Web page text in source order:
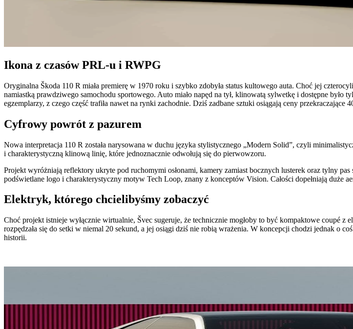
Ikona z czasów PRL-u i RWPG
Oryginalna Škoda 110 R miała premierę w 1970 roku i szybko zdobyła status kultowego auta. Choć jej
namiastką prawdziwego samochodu sportowego. Auto miało napęd na tył, klinowatą sylwetkę i dostępne
egzemplarzy, z czego część trafiła nawet na rynki zachodnie. Dziś zadbane sztuki osiągają ceny przekraczające
Cyfrowy powrót z pazurem
Nowa interpretacja 110 R została narysowana w duchu języka stylistycznego „Modern Solid”, czyli
i charakterystyczną klinową linię, które jednoznacznie odwołują się do pierwowzoru.
Projekt wyróżniają reflektory ukryte pod ruchomymi osłonami, kamery zamiast bocznych lusterek oraz tylny
podświetlane logo i charakterystyczny motyw Tech Loop, znany z konceptów Vision. Całości dopełniają duże
Elektryk, którego chcielibyśmy zobaczyć
Choć projekt istnieje wyłącznie wirtualnie, Švec sugeruje, że technicznie mogłoby to być kompaktowe coupé
rozpędzała się do setki w niemal 20 sekund, a jej osiągi dziś nie robią wrażenia. W koncepcji chodzi jednak o
historii.